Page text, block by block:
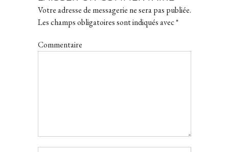
Votre adresse de messagerie ne sera pas publiée.
Les champs obligatoires sont indiqués avec*
Commentaire